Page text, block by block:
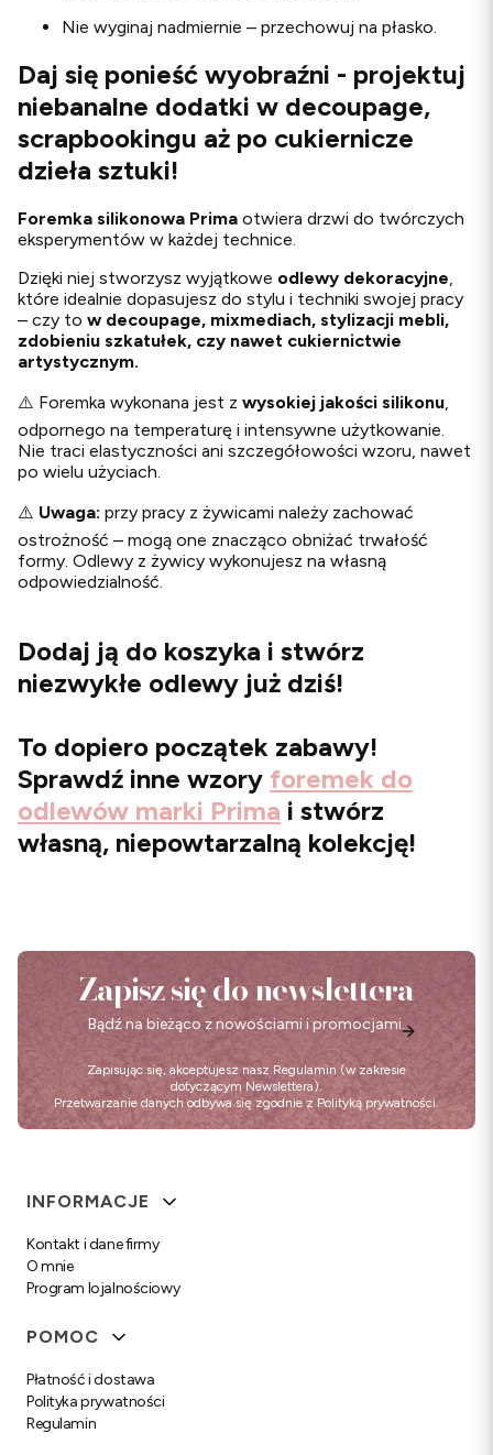
Nie wyginaj nadmiernie – przechowuj na płasko.
Daj się ponieść wyobraźni - projektuj
niebanalne dodatki w decoupage,
scrapbookingu aż po cukiernicze
dzieła sztuki!
Foremka silikonowa Prima otwiera drzwi do twórczych
eksperymentów w każdej technice.
Dzięki niej stworzysz wyjątkowe odlewy dekoracyjne,
które idealnie dopasujesz do stylu i techniki swojej pracy
– czy to w decoupage, mixmediach, stylizacji mebli,
zdobieniu szkatułek, czy nawet cukiernictwie
artystycznym.
⚠️ Foremka wykonana jest z wysokiej jakości silikonu,
odpornego na temperaturę i intensywne użytkowanie.
Nie traci elastyczności ani szczegółowości wzoru, nawet
po wielu użyciach.
⚠️ Uwaga: przy pracy z żywicami należy zachować
ostrożność – mogą one znacząco obniżać trwałość
formy. Odlewy z żywicy wykonujesz na własną
odpowiedzialność.
Dodaj ją do koszyka i stwórz
niezwykłe odlewy już dziś!
To dopiero początek zabawy!
Sprawdź inne wzory foremek do
odlewów marki Prima i stwórz
własną, niepowtarzalną kolekcję!
Zapisz się do newslettera
Bądź na bieżąco z nowościami i promocjami.
Zapisując się, akceptujesz nasz Regulamin (w zakresie
dotyczącym Newslettera).
Przetwarzanie danych odbywa się zgodnie z Polityką prywatności.
Linki w stopce
INFORMACJE
Kontakt i dane firmy
O mnie
Program lojalnościowy
POMOC
Płatność i dostawa
Polityka prywatności
Regulamin